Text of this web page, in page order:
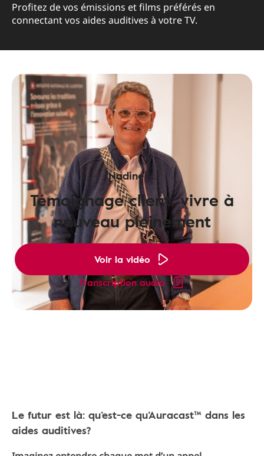
Profitez de vos émissions et films préférés en
connectant vos aides auditives à votre TV.
Nadine L.
Témoignage client: vivre à
nouveau pleinement
Voir la vidéo
Transcription audio
Le futur est là: qu’est-ce qu’Auracast™ dans les
aides auditives?